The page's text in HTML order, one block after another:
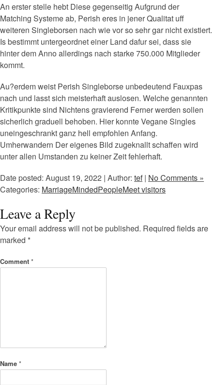
An erster stelle hebt Diese gegenseitig Aufgrund der
Matching Systeme ab, Perish eres in jener Qualitat uff
weiteren Singleborsen nach wie vor so sehr gar nicht existiert.
Is bestimmt untergeordnet einer Land dafur sei, dass sie
hinter dem Anno allerdings nach starke 750.000 Mitglieder
kommt.
Au?erdem weist Perish Singleborse unbedeutend Fauxpas
nach und lasst sich meisterhaft auslosen. Welche genannten
Kritikpunkte sind Nichtens gravierend Ferner werden sollen
sicherlich graduell behoben. Hier konnte Vegane Singles
uneingeschrankt ganz hell empfohlen Anfang.
Umherwandern Der eigenes Bild zugeknallt schaffen wird
unter allen Umstanden zu keiner Zeit fehlerhaft.
Date posted: August 19, 2022 | Author: tef| No Comments »
Categories: MarriageMindedPeopleMeet visitors
Leave a Reply
Your email address will not be published. Required fields are
marked *
Comment *
Name *